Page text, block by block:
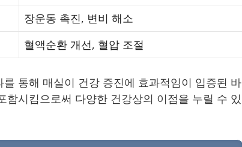
장운동 촉진, 변비 해소
혈액순환 개선, 혈압 조절
통해 매실이 건강 증진에 효과적임이 입증된 바
함시킴으로써 다양한 건강상의 이점을 누릴 수 있